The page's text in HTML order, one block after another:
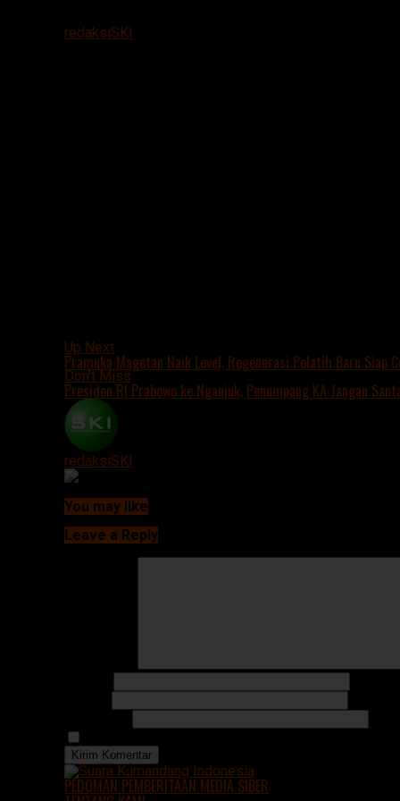
redaksiSKI
Up Next
Pramuka Magetan Naik Level, Regenerasi Pelatih Baru Siap
Don't Miss
Presiden RI Prabowo ke Nganjuk, Penumpang KA Jangan
redaksiSKI
You may like
Click to comment
Leave a Reply
Alamat email Anda tidak akan dipublikasikan.
PEDOMAN PEMBERITAAN MEDIA SIBER